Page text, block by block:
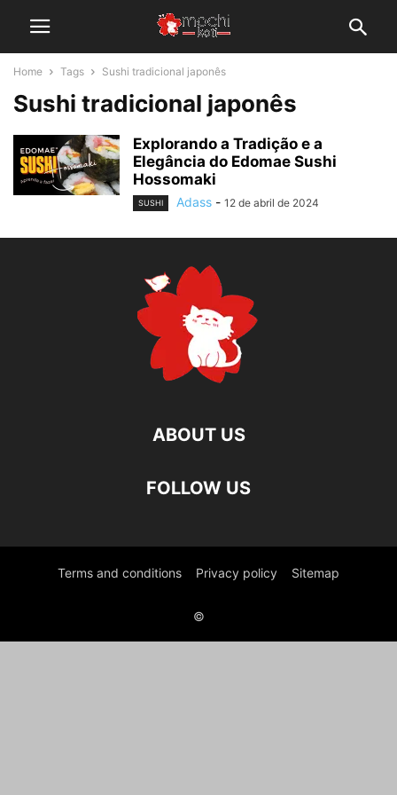
Home Tags Sushi tradicional japonês
Sushi tradicional japonês
Explorando a Tradição e a
Elegância do Edomae Sushi
Hossomaki
SUSHI Adass - 12 de abril de 2024
ABOUT US
FOLLOW US
Terms and conditions Privacy policy Sitemap
©